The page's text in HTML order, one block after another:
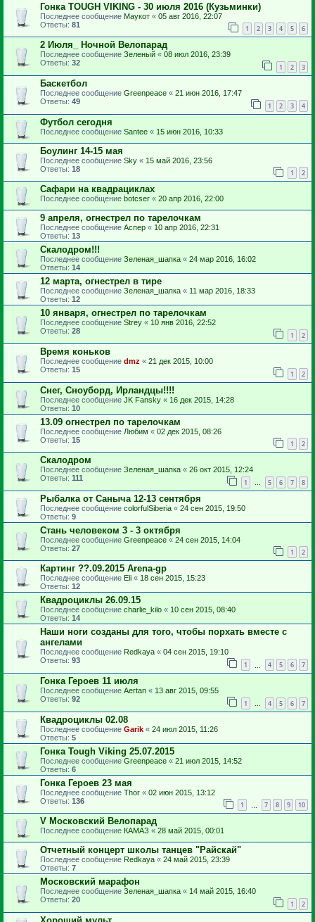
Гонка TOUGH VIKING - 30 июля 2016 (Кузьминки)
Последнее сообщение Маукот « 05 авг 2016, 22:07
Ответы: 81 1 2 3 4 5 6
2 Июля_ Ночной Велопарад
Последнее сообщение Зеленый « 08 июл 2016, 23:39
Ответы: 32 1 2 3
Баскетбол
Последнее сообщение Greenpeace « 21 июн 2016, 17:47
Ответы: 49 1 2 3 4
Футбол сегодня
Последнее сообщение Santee « 15 июн 2016, 10:33
Боулинг 14-15 мая
Последнее сообщение Sky « 15 май 2016, 23:56
Ответы: 18 1 2
Сафари на квадрациклах
Последнее сообщение botcser « 20 апр 2016, 22:00
9 апреля, огнестрел по тарелочкам
Последнее сообщение Аспер « 10 апр 2016, 22:31
Ответы: 13
Скалодром!!!
Последнее сообщение Зеленая_шапка « 24 мар 2016, 16:02
Ответы: 14
12 марта, огнестрел в тире
Последнее сообщение Зеленая_шапка « 11 мар 2016, 18:33
Ответы: 12
10 января, огнестрел по тарелочкам
Последнее сообщение Strey « 10 янв 2016, 22:52
Ответы: 28 1 2
Время коньков
Последнее сообщение dmz « 21 дек 2015, 10:00
Ответы: 15 1 2
Снег, Сноуборд, Ирландцы!!!!
Последнее сообщение JK Fansky « 16 дек 2015, 14:28
Ответы: 10
13.09 огнестрел по тарелочкам
Последнее сообщение Любим « 02 дек 2015, 08:26
Ответы: 15 1 2
Скалодром
Последнее сообщение Зеленая_шапка « 26 окт 2015, 12:24
Ответы: 111 1 … 5 6 7 8
Рыбалка от Саныча 12-13 сентября
Последнее сообщение colorfulSiberia « 24 сен 2015, 19:50
Ответы: 9
Стань человеком 3 - 3 октября
Последнее сообщение Greenpeace « 24 сен 2015, 14:04
Ответы: 27 1 2
Картинг ??.09.2015 Arena-gp
Последнее сообщение Eli « 18 сен 2015, 15:23
Ответы: 12
Квадроциклы 26.09.15
Последнее сообщение charlie_kilo « 10 сен 2015, 08:40
Ответы: 14
Наши ноги созданы для того, чтобы порхать вместе с
ангелами
Последнее сообщение Redkaya « 04 сен 2015, 19:10
Ответы: 93 1 4 5 6 7
Гонка Героев 11 июля
Последнее сообщение Aertan « 13 авг 2015, 09:55
Ответы: 92 1 … 4 5 6 7
Квадроциклы 02.08
Последнее сообщение Garik « 24 июл 2015, 11:26
Ответы: 5
Гонка Tough Viking 25.07.2015
Последнее сообщение Greenpeace « 21 июл 2015, 14:52
Ответы: 6
Гонка Героев 23 мая
Последнее сообщение Thor « 02 июн 2015, 13:12
Ответы: 136 1 7 8 9 10
V Московский Велопарад
Последнее сообщение КАМАЗ « 28 май 2015, 00:01
Отчетный концерт школы танцев "Райскай"
Последнее сообщение Redkaya « 24 май 2015, 23:39
Ответы: 7
Московский марафон
Последнее сообщение Зеленая_шапка « 14 май 2015, 16:40
Ответы: 20 1 2